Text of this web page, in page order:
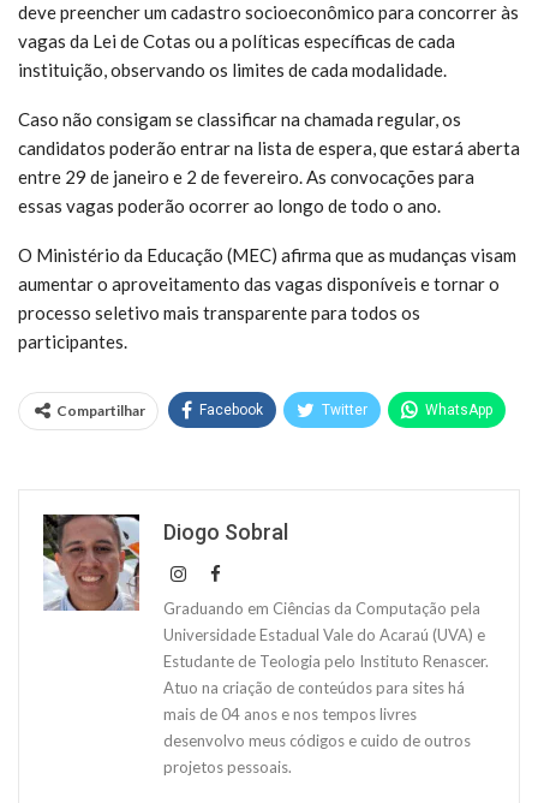
deve preencher um cadastro socioeconômico para concorrer às
vagas da Lei de Cotas ou a políticas específicas de cada
instituição, observando os limites de cada modalidade.
Caso não consigam se classificar na chamada regular, os
candidatos poderão entrar na lista de espera, que estará aberta
entre 29 de janeiro e 2 de fevereiro. As convocações para
essas vagas poderão ocorrer ao longo de todo o ano.
O Ministério da Educação (MEC) afirma que as mudanças visam
aumentar o aproveitamento das vagas disponíveis e tornar o
processo seletivo mais transparente para todos os
participantes.
Compartilhar Facebook Twitter WhatsApp
Diogo Sobral
Graduando em Ciências da Computação pela
Universidade Estadual Vale do Acaraú (UVA) e
Estudante de Teologia pelo Instituto Renascer.
Atuo na criação de conteúdos para sites há
mais de 04 anos e nos tempos livres
desenvolvo meus códigos e cuido de outros
projetos pessoais.